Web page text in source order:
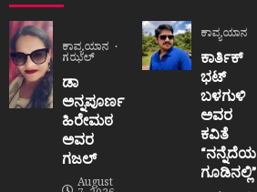
ಕಾವ್ಯಯಾನ
ಗಝಲ್
ಡಾ
ಅನ್ನಪೂರ್ಣ
ಹಿರೇಮಠ
ಅವರ
ಗಜಲ್
August
ಕಾವ್ಯಯಾನ
ಕಾರ್ತಿಕ್
ಭಟ್
ಬಳಗುಳಿ
ಅವರ
ಕವಿತೆ
“ನನ್ನೆದೆಯ
ಗೂಡಿನಲ್ಲಿ”